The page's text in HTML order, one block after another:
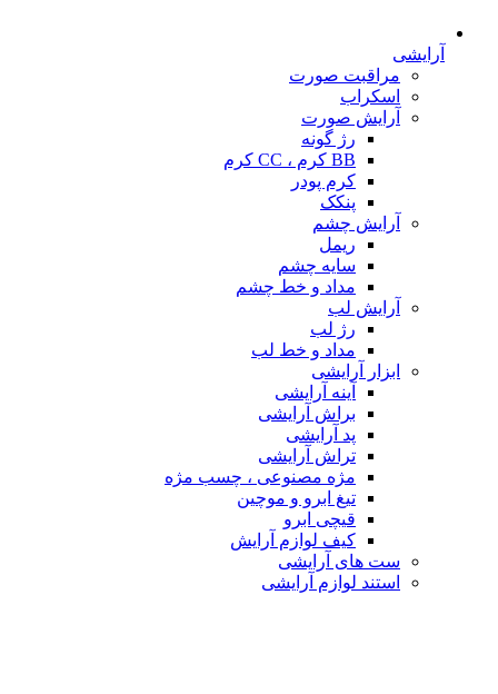
آرایشی
مراقبت صورت
اسکراب
آرایش صورت
رژ گونه
BB کرم ، CC کرم
کرم پودر
پنکک
آرایش چشم
ریمل
سایه چشم
مداد و خط چشم
آرایش لب
رژ لب
مداد و خط لب
ابزار آرایشی
آینه آرایشی
براش آرایشی
پد آرایشی
تراش آرایشی
مژه مصنوعی ، چسب مژه
تیغ ابرو و موچین
قیچی ابرو
کیف لوازم آرایش
ست های آرایشی
استند لوازم آرایشی